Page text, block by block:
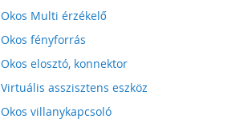
Okos Multi érzékelő
Okos fényforrás
Okos elosztó, konnektor
Virtuális asszisztens eszköz
Okos villanykapcsoló